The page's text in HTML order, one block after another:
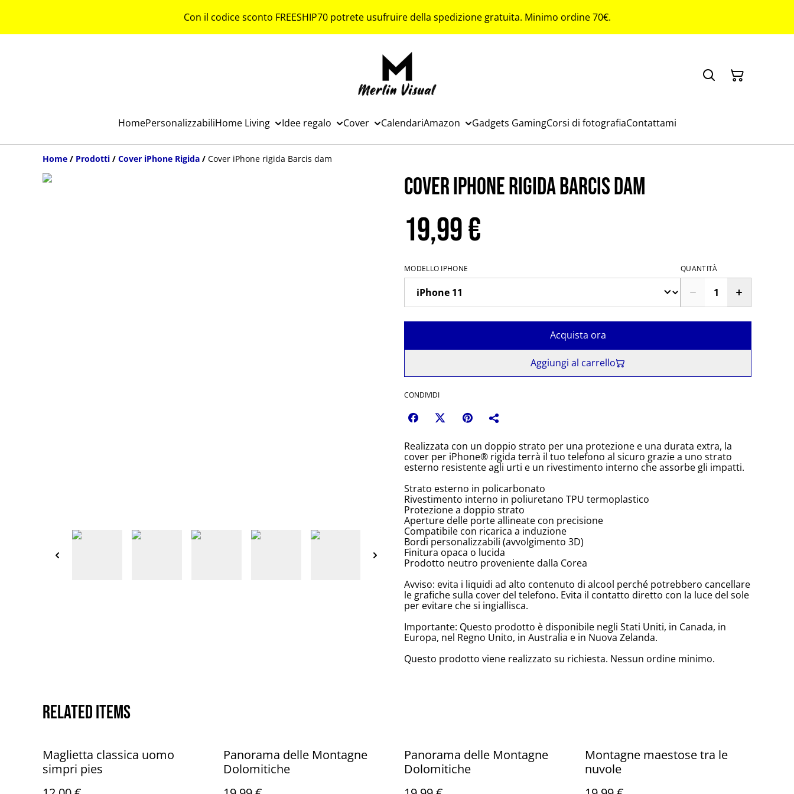
Con il codice sconto FREESHIP70 potrete usufruire della spedizione gratuita. Minimo ordine 70€.
HomePersonalizzabiliHome Living Idee regalo Cover CalendariAmazon Gadgets GamingCorsi di fotografiaContattami
Home / Prodotti / Cover iPhone Rigida / Cover iPhone rigida Barcis dam
Cover iPhone rigida Barcis dam
19,99 €
MODELLO IPHONE QUANTITÀ
Acquista ora
Aggiungi al carrello
CONDIVIDI
Realizzata con un doppio strato per una protezione e una durata extra, la
cover per iPhone® rigida terrà il tuo telefono al sicuro grazie a uno strato
esterno resistente agli urti e un rivestimento interno che assorbe gli impatti.
Strato esterno in policarbonato
Rivestimento interno in poliuretano TPU termoplastico
Protezione a doppio strato
Aperture delle porte allineate con precisione
Compatibile con ricarica a induzione
Bordi personalizzabili (avvolgimento 3D)
Finitura opaca o lucida
Prodotto neutro proveniente dalla Corea
Avviso: evita i liquidi ad alto contenuto di alcool perché potrebbero cancellare
le grafiche sulla cover del telefono. Evita il contatto diretto con la luce del sole
per evitare che si ingiallisca.
Importante: Questo prodotto è disponibile negli Stati Uniti, in Canada, in
Europa, nel Regno Unito, in Australia e in Nuova Zelanda.
Questo prodotto viene realizzato su richiesta. Nessun ordine minimo.
Related items
Maglietta classica uomo
simpri pies
Panorama delle Montagne
Dolomitiche
Panorama delle Montagne
Dolomitiche
Montagne maestose tra le
nuvole